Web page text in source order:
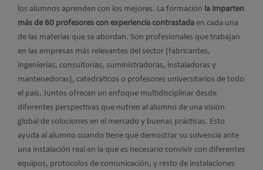
los alumnos aprenden con los mejores. La formación la imparten
más de 60 profesores con experiencia contrastada en cada una
de las materias que se abordan. Son profesionales que trabajan
en las empresas más relevantes del sector (fabricantes,
ingenierías, consultorías, suministradoras, instaladoras y
mantenedoras), catedráticos o profesores universitarios de todo
el país. Juntos ofrecen un enfoque multidisciplinar desde
diferentes perspectivas que nutren al alumno de una visión
global de soluciones en el mercado y buenas prácticas. Esto
ayuda al alumno cuando tiene que demostrar su solvencia ante
una instalación real en la que es necesario convivir con diferentes
equipos, protocolos de comunicación, y resto de instalaciones